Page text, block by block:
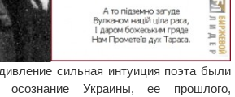
сильная интуиция поэта были
Украины, ее прошлого,